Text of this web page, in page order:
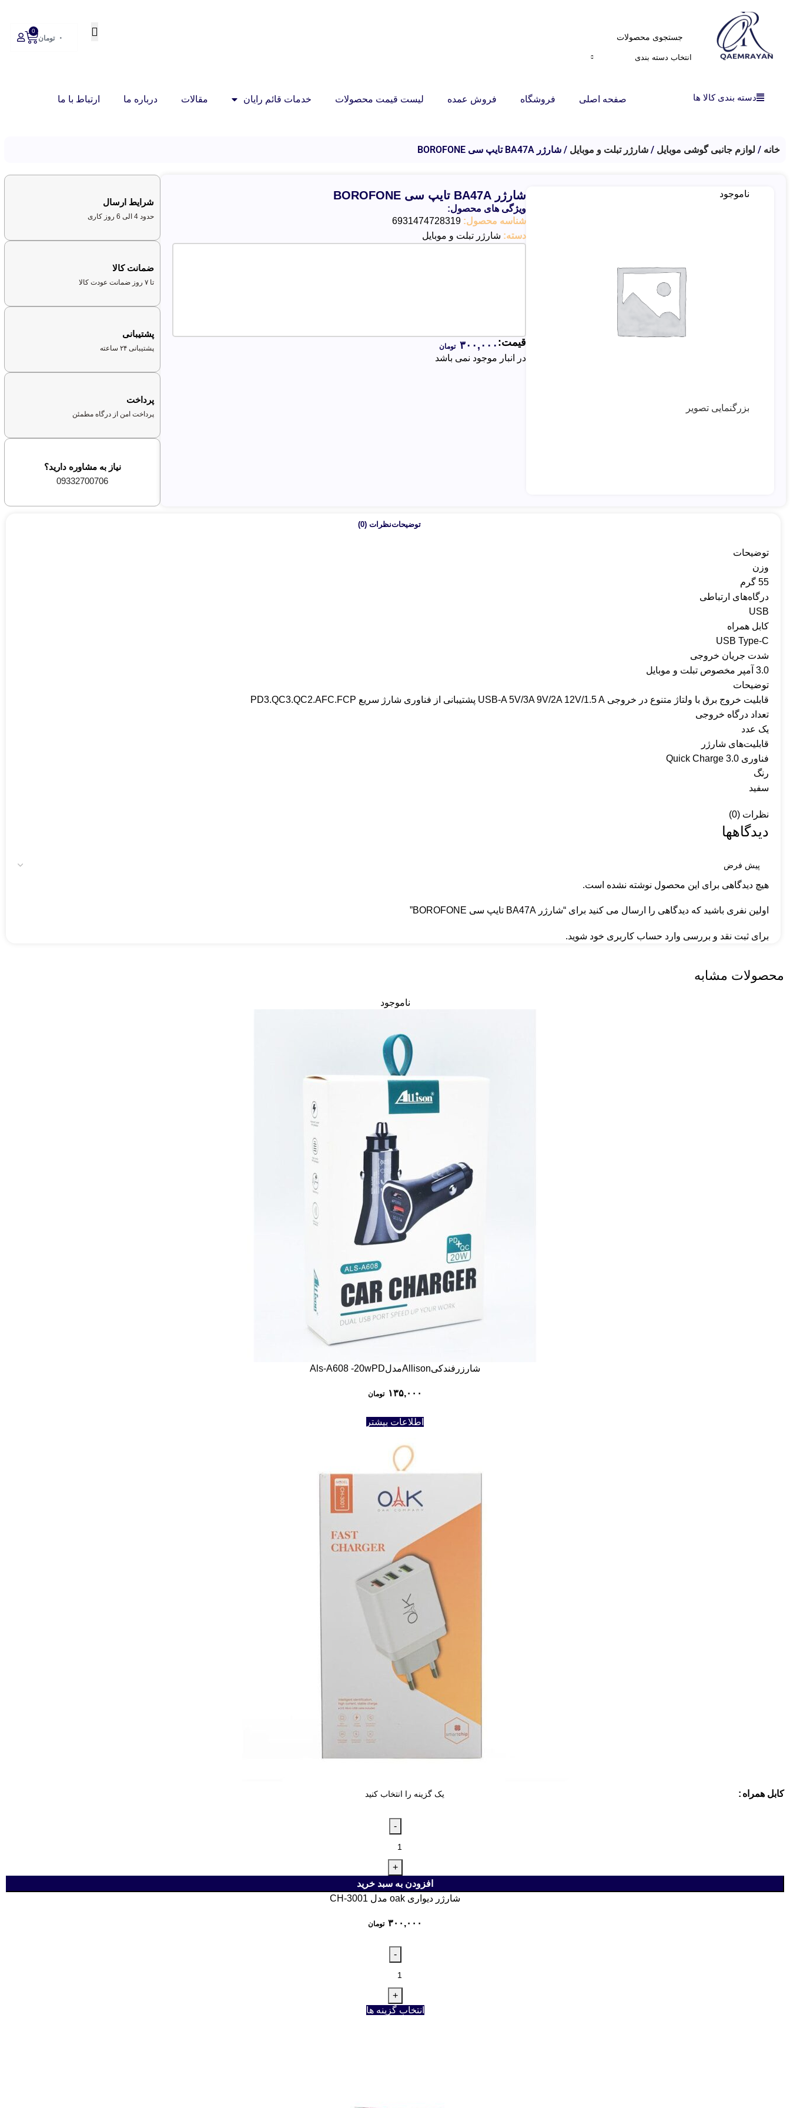
انتخاب دسته بندی
۰ تومان
0
دسته بندی کالا ها صفحه اصلی فروشگاه فروش عمده لیست قیمت محصولات خدمات قائم رایان مقالات درباره ما ارتباط با ما
خانه لوازم جانبی گوشی موبایل شارژر تبلت و موبایل شارژر BA47A تایپ سی BOROFONE
ناموجود
بزرگنمایی تصویر
شارژر BA47A تایپ سی BOROFONE
ویژگی های محصول:
شناسه محصول: 6931474728319
دسته: شارژر تبلت و موبایل
در انبار موجود نمی باشد
قیمت: ۳۰۰,۰۰۰ تومان
شرایط ارسال
حدود 4 الی 6 روز کاری
ضمانت کالا
تا ۷ روز ضمانت عودت کالا
پشتیبانی
پشتیبانی ۲۴ ساعته
پرداخت
پرداخت امن از درگاه مطمئن
نیاز به مشاوره دارید؟
09332700706
توضیحاتنظرات (0)
توضیحات
وزن
55 گرم
درگاه‌های ارتباطی
USB
کابل همراه
USB Type-C
شدت جریان خروجی
3.0 آمپر مخصوص تبلت و موبایل
توضیحات
قابلیت خروج برق با ولتاژ متنوع در خروجی USB-A 5V/3A 9V/2A 12V/1.5 A پشتیبانی از فناوری شارژ سریع PD3.QC3.QC2.AFC.FCP
تعداد درگاه خروجی
یک عدد
قابلیت‌های شارژر
فناوری Quick Charge 3.0
رنگ
سفید
نظرات (0)
دیدگاهها
هیچ دیدگاهی برای این محصول نوشته نشده است.
اولین نفری باشید که دیدگاهی را ارسال می کنید برای “شارژر BA47A تایپ سی BOROFONE”
برای ثبت نقد و بررسی وارد حساب کاربری خود شوید.
محصولات مشابه
ناموجود
شارزرفندکیAllisonمدلAls-A608 -20wPD
۱۳۵,۰۰۰ تومان
اطلاعات بیشتر
کابل همراه
افزودن به سبد خرید
شارژر دیواری oak مدل CH-3001
۳۰۰,۰۰۰ تومان
انتخاب گزینه ها